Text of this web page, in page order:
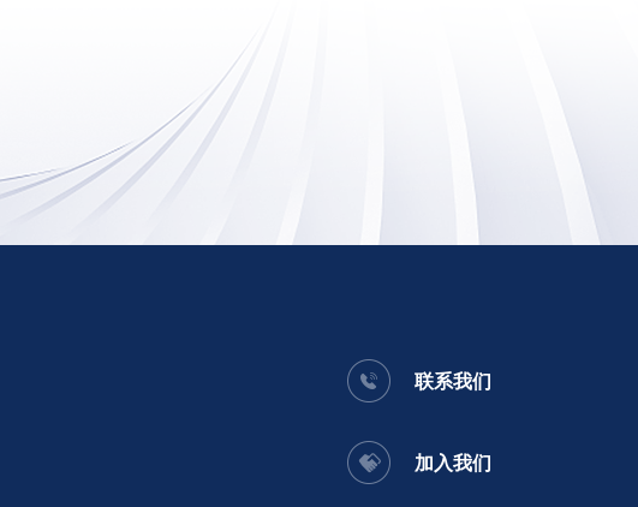
联系我们
加入我们